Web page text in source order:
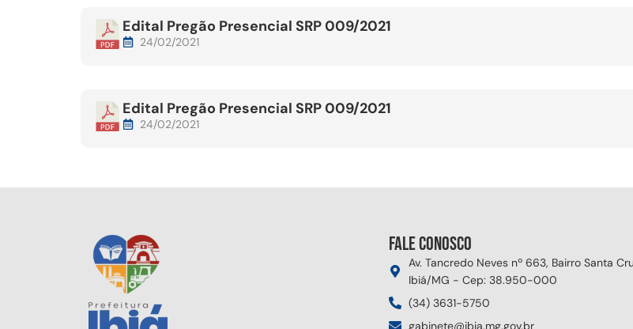
Edital Pregão Presencial SRP 009/2021
24/02/2021
Edital Pregão Presencial SRP 009/2021
24/02/2021
Fale conosco
Av. Tancredo Neves nº 663, Bairro Santa
Ibiá/MG - Cep: 38.950-000
(34) 3631-5750
gabinete@ibia.mg.gov.br